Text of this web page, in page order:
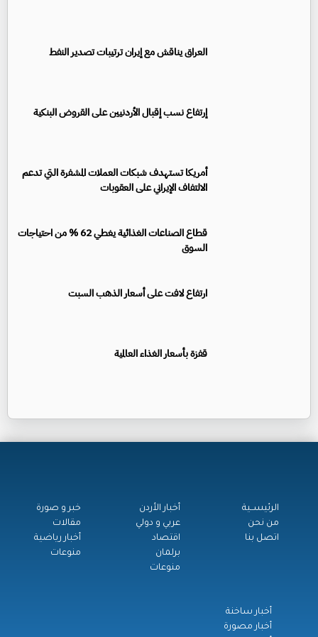
العراق يناقش مع إيران ترتيبات تصدير النفط
إرتفاع نسب إقبال الأردنيين على القروض البنكية
أمريكا تستهدف شبكات العملات المشفرة التي تدعم
الالتفاف الإيراني على العقوبات
قطاع الصناعات الغذائية يغطي 62 % من احتياجات
السوق
ارتفاع لافت على أسعار الذهب السبت
قفزة بأسعار الغذاء العالمية
الرئيســية
من نحن
اتصل بنا
أخبار الأردن
عربي و دولي
اقتصاد
برلمان
منوعات
خبر و صورة
مقالات
أخبار رياضية
منوعات
أخبار ساخنة
أخبار مصورة